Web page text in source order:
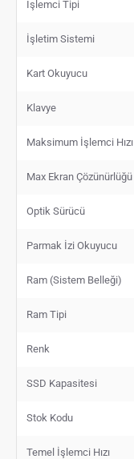
İşlemci Tipi
İşletim Sistemi
Kart Okuyucu
Klavye
Maksimum İşlemci Hızı
Max Ekran Çözünürlüğü
Optik Sürücü
Parmak İzi Okuyucu
Ram (Sistem Belleği)
Ram Tipi
Renk
SSD Kapasitesi
Stok Kodu
Temel İşlemci Hızı